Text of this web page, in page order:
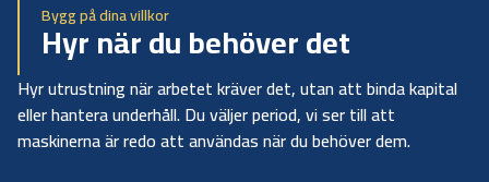
Bygg på dina villkor
Hyr när du behöver det
Hyr utrustning när arbetet kräver det, utan att binda kapital
eller hantera underhåll. Du väljer period, vi ser till att
maskinerna är redo att användas när du behöver dem.